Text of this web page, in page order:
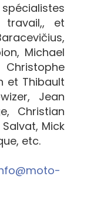
et
Michael
et Thibault
Jean
Christian
Mick
etc.